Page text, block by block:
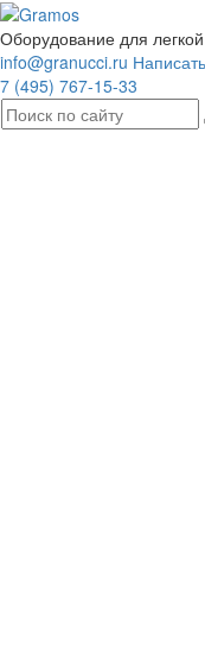
Оборудование для
info@granucci.ru
7 (495) 767-15-33